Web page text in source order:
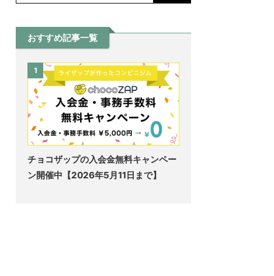
おすすめ記事一覧
1
チョコザップの入会金無料キャンペー
ン開催中【2026年5月11日まで】